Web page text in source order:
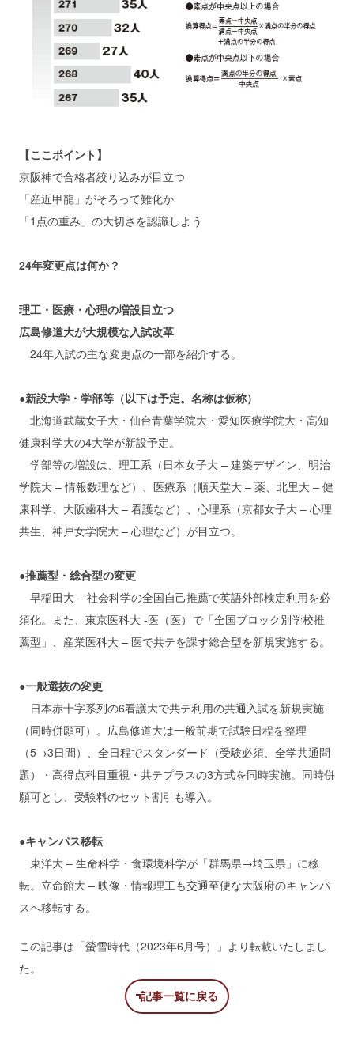
【ここポイント】
京阪神で合格者絞り込みが目立つ
「産近甲龍」がそろって難化か
「1点の重み」の大切さを認識しよう
24年変更点は何か？
理工・医療・心理の増設目立つ
広島修道大が大規模な入試改革
24年入試の主な変更点の一部を紹介する。
●新設大学・学部等（以下は予定。名称は仮称）
北海道武蔵女子大・仙台青葉学院大・愛知医療学院大・高知
健康科学大の4大学が新設予定。
学部等の増設は、理工系（日本女子大 – 建築デザイン、明治
学院大 – 情報数理など）、医療系（順天堂大 – 薬、北里大 – 健
康科学、大阪歯科大 – 看護など）、心理系（京都女子大 – 心理
共生、神戸女学院大 – 心理など）が目立つ。
●推薦型・総合型の変更
早稲田大 – 社会科学の全国自己推薦で英語外部検定利用を必
須化。また、東京医科大 -医（医）で「全国ブロック別学校推
薦型」、産業医科大 – 医で共テを課す総合型を新規実施する。
●一般選抜の変更
日本赤十字系列の6看護大で共テ利用の共通入試を新規実施
（同時併願可）。広島修道大は一般前期で試験日程を整理
（5→3日間）、全日程でスタンダード（受験必須、全学共通問
題）・高得点科目重視・共テプラスの3方式を同時実施。同時併
願可とし、受験料のセット割引も導入。
●キャンパス移転
東洋大 – 生命科学・食環境科学が「群馬県→埼玉県」に移
転。立命館大 – 映像・情報理工も交通至便な大阪府のキャンパ
スへ移転する。
この記事は「螢雪時代（2023年6月号）」より転載いたしまし
た。
記事一覧に戻る